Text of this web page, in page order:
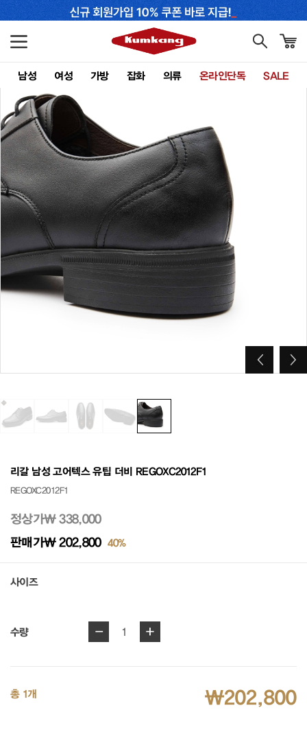
남성 여성 가방 잡화 의류 온라인단독 SALE
리갈 남성 고어텍스 유팁 더비 REGOXC2012F1
REGOXC2012F1
정상가₩ 338,000
판매가₩ 202,800 40%
사이즈
수량 - 1 +
총 1개 ₩202,800